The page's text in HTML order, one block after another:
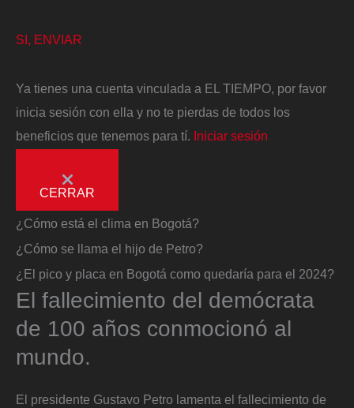
SI, ENVIAR
Ya tienes una cuenta vinculada a EL TIEMPO, por favor
inicia sesión con ella y no te pierdas de todos los
beneficios que tenemos para tí. Iniciar sesión
CERRAR
¿Cómo está el clima en Bogotá?
¿Cómo se llama el hijo de Petro?
¿El pico y placa en Bogotá como quedaría para el 2024?
El fallecimiento del demócrata
de 100 años conmocionó al
mundo.
El presidente Gustavo Petro lamenta el fallecimiento de